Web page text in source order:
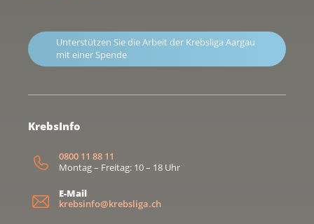
Unterstützen Sie die Arbeit der Krebsliga Aargau
mit einer Spende
KrebsInfo
0800 11 88 11
Montag – Freitag: 10 – 18 Uhr
E-Mail
krebsinfo@krebsliga.ch